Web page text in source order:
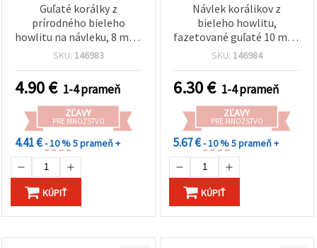
Guľaté korálky z
prírodného bieleho
howlitu na návleku, 8 mm,
hladké, cca 47 ks,
žilkovanie, na výrobu
šperkov, náramky,
náhrdelníky, DIY
SKU: 146983
4.90€ 1-4 prameň
ZĽAVY
PRE MNOŽSTVO
4.41 €- 10 %5 prameň +
KÚPIŤ
Návlek korálikov z
bieleho howlitu,
fazetované guľaté 10 mm,
približne 38 ks – celý
náramkov a náhrdelníkov
SKU: 146984
6.30€ 1-4 prameň
ZĽAVY
PRE MNOŽSTVO
5.67 €- 10 %5 prameň +
KÚPIŤ